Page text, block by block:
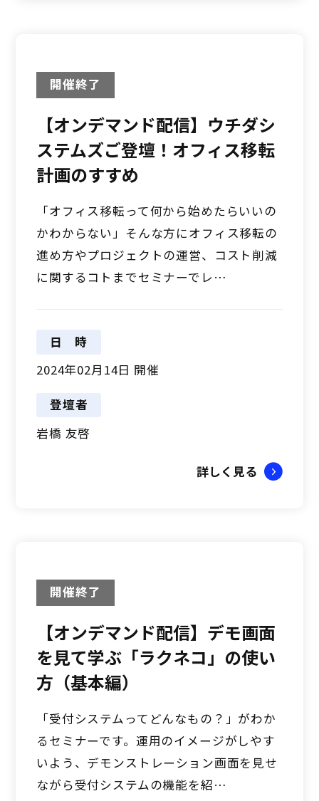
開催終了
【オンデマンド配信】ウチダシ
ステムズご登壇！オフィス移転
計画のすすめ
「オフィス移転って何から始めたらいいの
かわからない」そんな方にオフィス移転の
進め方やプロジェクトの運営、コスト削減
に関するコトまでセミナーでレ…
日時
2024年02月14日 開催
登壇者
岩橋 友啓
詳しく見る
開催終了
【オンデマンド配信】デモ画面
を見て学ぶ「ラクネコ」の使い
方（基本編）
「受付システムってどんなもの？」がわか
るセミナーです。運用のイメージがしやす
いよう、デモンストレーション画面を見せ
ながら受付システムの機能を紹…